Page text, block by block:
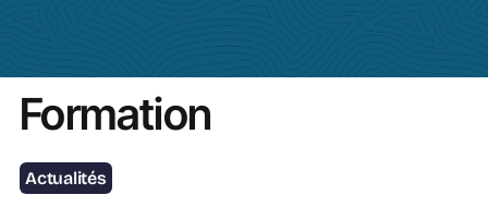
Formation
Actualités